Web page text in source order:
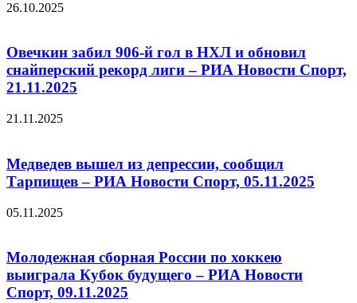
26.10.2025
Овечкин забил 906-й гол в НХЛ и обновил
снайперский рекорд лиги – РИА Новости Спорт,
21.11.2025
21.11.2025
Медведев вышел из депрессии, сообщил
Тарпищев – РИА Новости Спорт, 05.11.2025
05.11.2025
Молодежная сборная России по хоккею
выиграла Кубок будущего – РИА Новости
Спорт, 09.11.2025